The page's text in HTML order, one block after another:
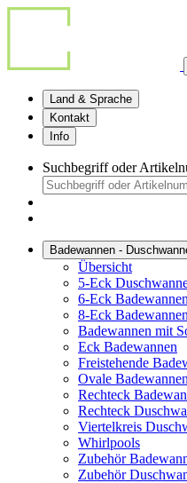
Land & Sprache
Kontakt
Info
Suchbegriff oder
Badewannen -
Übersicht
5-Eck
6-Eck Badewannen
8-Eck Badewannen
Badewannen mit
Eck Badewannen
Freistehende
Ovale Badewannen
Rechteck
Rechteck
Viertelkreis
Whirlpools
Zubehör
Zubehör